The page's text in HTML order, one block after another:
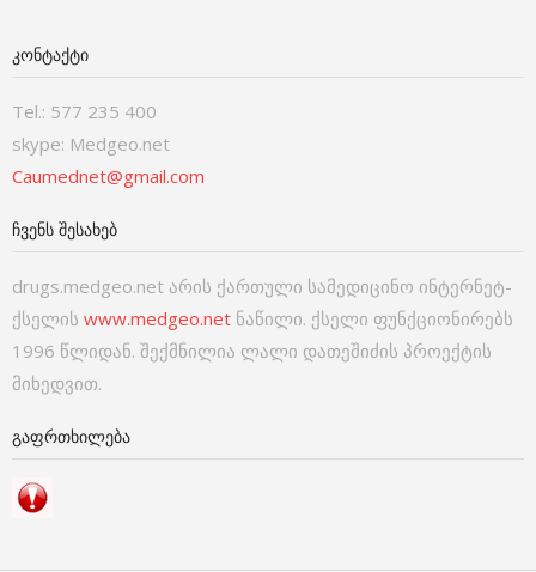
ᲙᲝᲜᲢᲐᲥᲢᲘ
Tel.: 577 235 400
skype: Medgeo.net
Caumednet@gmail.com
ᲩᲕᲔᲜᲡ ᲨᲔᲡᲐᲮᲔᲑ
drugs.medgeo.net არის ქართული სამედიცინო ინტერნეტ-
ქსელის www.medgeo.net ნაწილი. ქსელი ფუნქციონირებს
1996 წლიდან. შექმნილია ლალი დათეშიძის პროექტის
მიხედვით.
ᲒᲐᲤᲠᲗᲮᲘᲚᲔᲑᲐ